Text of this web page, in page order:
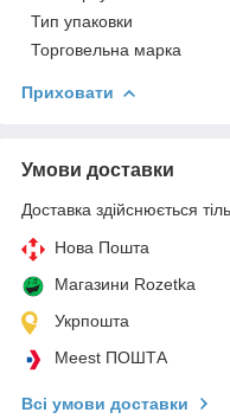
Тип упаковки
Торговельна марка
Приховати
Умови доставки
Доставка здійснюється
Нова Пошта
Магазини Rozetka
Укрпошта
Meest ПОШТА
Всі умови доставки